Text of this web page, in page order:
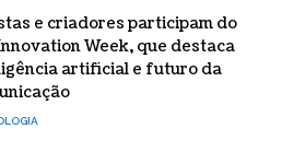
e criadores participam do
Week, que destaca
artificial e futuro da